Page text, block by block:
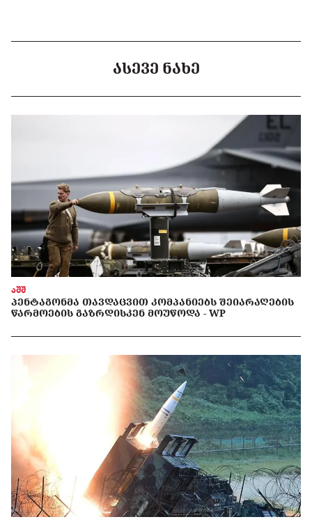
ᲐᲡᲔᲕᲔ ᲜᲐᲮᲔ
აშშ
ᲞᲔᲜᲢᲐᲒᲝᲜᲛᲐ ᲗᲐᲕᲓᲐᲪᲕᲘᲗ ᲙᲝᲛᲞᲐᲜᲘᲔᲑᲡ ᲨᲔᲘᲐᲠᲐᲦᲔᲑᲘᲡ
ᲬᲐᲠᲛᲝᲔᲑᲘᲡ ᲒᲐᲖᲠᲓᲘᲡᲙᲔᲜ ᲛᲝᲣᲬᲝᲓᲐ - WP